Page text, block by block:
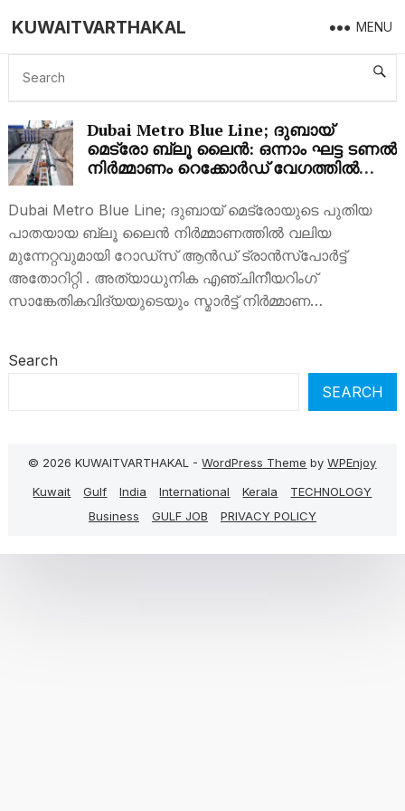
KUWAITVARTHAKAL MENU
DUBAI METRO BLUE LINE
Dubai Metro Blue Line; ദുബായ്
മെട്രോ ബ്ലൂ ലൈൻ: ഒന്നാം ഘട്ട ടണൽ
നിർമ്മാണം റെക്കോർഡ് വേഗത്തിൽ
Dubai Metro Blue Line; ദുബായ് മെട്രോയുടെ പുതിയ
പാതയായ ബ്ലൂ ലൈൻ നിർമ്മാണത്തിൽ വലിയ
മുന്നേറ്റവുമായി റോഡ്‌സ് ആൻഡ് ട്രാൻസ്‌പോർട്ട്
അതോറിറ്റി . അത്യാധുനിക എഞ്ചിനീയറിംഗ്
സാങ്കേതികവിദ്യയുടെയും സ്മാർട്ട് നിർമ്മാണ…
Search
SEARCH
© 2026 KUWAITVARTHAKAL -WordPress Theme byWPEnjoy
Kuwait
Gulf India International Kerala
TECHNOLOGY
Business
GULF JOB PRIVACY POLICY